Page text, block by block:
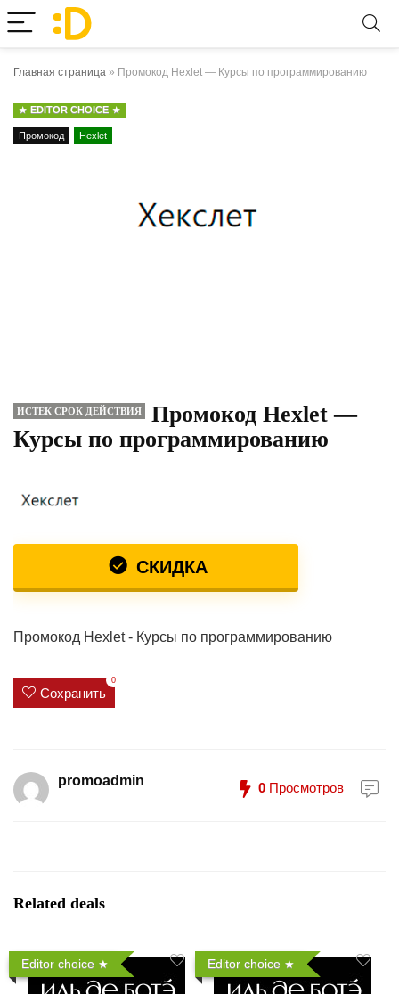
Главная страница » Промокод Hexlet — Курсы по программированию
EDITOR CHOICE
Промокод Hexlet
ИСТЕК СРОК ДЕЙСТВИЯ
Промокод Hexlet —
Курсы по программированию
СКИДКА
Промокод Hexlet - Курсы по программированию
Сохранить
0
promoadmin 0 Просмотров
Related deals
Editor choice Editor choice